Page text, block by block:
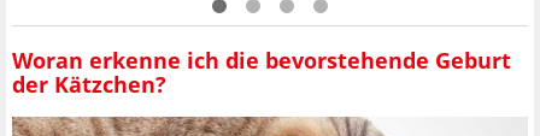
Woran erkenne ich die bevorstehende Geburt
der Kätzchen?